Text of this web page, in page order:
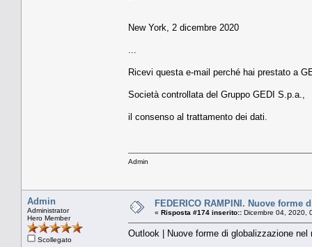
New York, 2 dicembre 2020
Ricevi questa e-mail perché hai prestato a
Società controllata del Gruppo GEDI S.p.a.,
il consenso al trattamento dei dati.
Admin
Admin
Administrator
Hero Member
Scollegato
FEDERICO RAMPINI. Nuove
« Risposta #174 inserito:: Dicembre 04, 2020,
Outlook | Nuove forme di globalizzazione nel